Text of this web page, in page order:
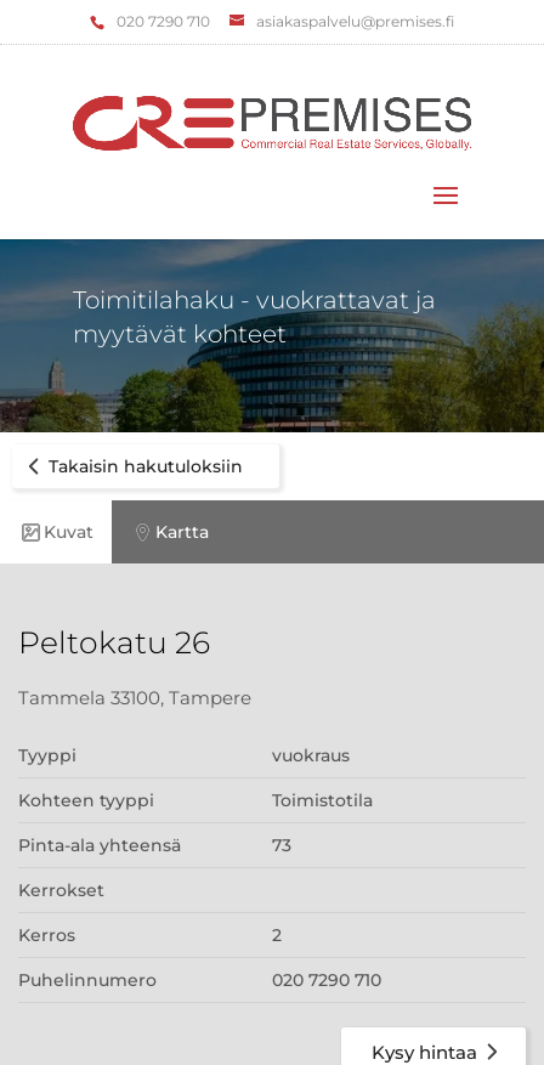
‌020 7290 710 asiakaspalvelu@premises.fi
Toimitilahaku - vuokrattavat ja
myytävät kohteet
Takaisin hakutuloksiin
Kuvat Kartta
Peltokatu 26
Tammela 33100, Tampere
Tyyppi vuokraus
Kohteen tyyppi Toimistotila
Pinta-ala yhteensä 73
Kerrokset
Kerros 2
Puhelinnumero 020 7290 710
Kysy hintaa